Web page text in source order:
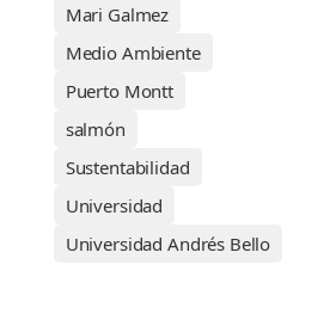
Mari Galmez
Medio Ambiente
Puerto Montt
salmón
Sustentabilidad
Universidad
Universidad Andrés Bello